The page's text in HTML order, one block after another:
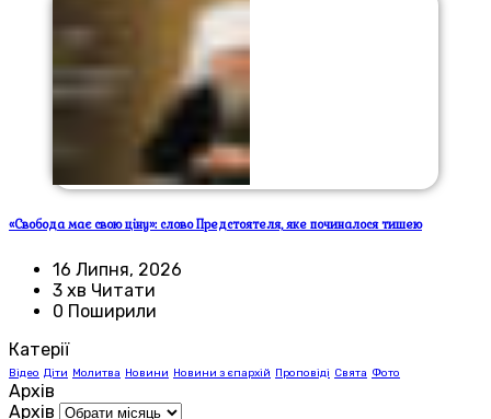
«Свобода має свою ціну»: слово Предстоятеля, яке починалося тишею
16 Липня, 2026
3 хв Читати
0 Поширили
Катерії
Відео Діти Молитва Новини Новини з єпархій Проповіді Свята Фото
Архів
Архів